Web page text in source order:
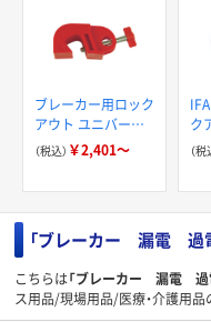
ブレーカー用ロック
アウト ユニバーサ
ルサーキットブレー
（税込） ￥2,401～
ク
キ
（税
「ブレーカー 漏電 過
こちらは「ブレーカー 漏電 過
ス用品/現場用品/医療・介護用品